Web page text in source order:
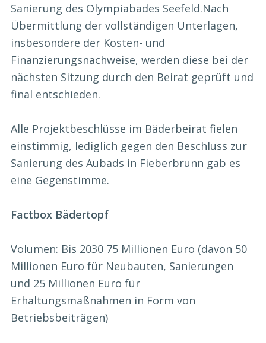
Sanierung des Olympiabades Seefeld.Nach
Übermittlung der vollständigen Unterlagen,
insbesondere der Kosten- und
Finanzierungsnachweise, werden diese bei der
nächsten Sitzung durch den Beirat geprüft und
final entschieden.
Alle Projektbeschlüsse im Bäderbeirat fielen
einstimmig, lediglich gegen den Beschluss zur
Sanierung des Aubads in Fieberbrunn gab es
eine Gegenstimme.
Factbox Bädertopf
Volumen: Bis 2030 75 Millionen Euro (davon 50
Millionen Euro für Neubauten, Sanierungen
und 25 Millionen Euro für
Erhaltungsmaßnahmen in Form von
Betriebsbeiträgen)